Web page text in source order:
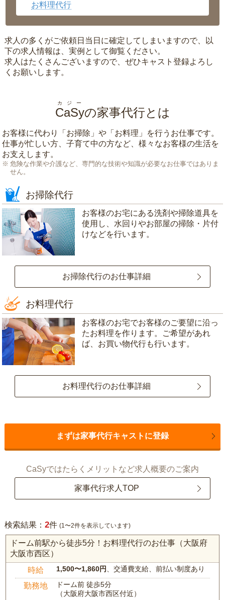
お料理代行
求人の多くがご依頼日当日に確定してしまいますので、以
下の求人情報は、実例として御覧ください。
求人はたくさんございますので、ぜひキャスト登録よろし
くお願いします。
CaSy
カジー
の家事代行とは
お客様に代わり「 お掃除 」や「 お料理 」を行うお仕事です。
仕事が忙しい方、子育て中の方など、様々なお客様の生活を
お支えします。
危険な作業や介護など、専門的な技術や知識が必要なお仕事ではありま
せん。
お掃除代行
お客様のお宅にある洗剤や掃除道具を
使用し、水回りやお部屋の掃除・片付
けなどを行います。
お掃除代行のお仕事詳細
お料理代行
お客様のお宅でお客様のご要望に沿っ
たお料理を作ります。ご希望があれ
ば、お買い物代行も行います。
お料理代行のお仕事詳細
まずは家事代行キャストに登録
CaSyではたらくメリットなど求人概要のご案内
家事代行求人TOP
検索結果： 2件 (1〜2件を表示しています)
ドーム前駅から徒歩5分！お料理代行のお仕事（大阪府
大阪市西区）
時給 1,500〜1,860円 、交通費支給、前払い制度あり
勤務地
ドーム前 徒歩5分
（大阪府大阪市西区付近）